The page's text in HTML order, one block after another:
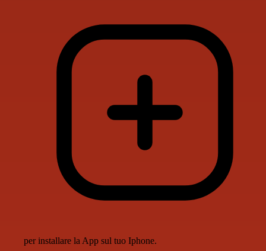
per installare la App sul tuo Iphone.